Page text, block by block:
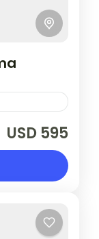
de
USD 595